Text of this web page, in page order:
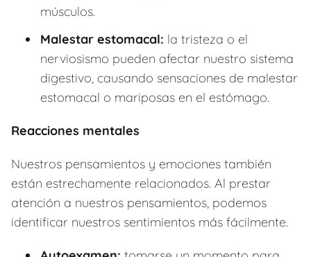
músculos.
Malestar estomacal: la tristeza o el
nerviosismo pueden afectar nuestro sistema
digestivo, causando sensaciones de malestar
estomacal o mariposas en el estómago.
Reacciones mentales
Nuestros pensamientos y emociones también
están estrechamente relacionados. Al prestar
atención a nuestros pensamientos, podemos
identificar nuestros sentimientos más fácilmente.